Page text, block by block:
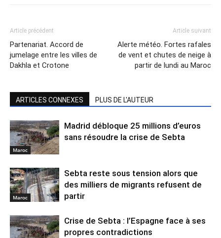
Article précédent
Partenariat. Accord de
jumelage entre les villes de
Dakhla et Crotone
Article suivant
Alerte météo. Fortes rafales
de vent et chutes de neige à
partir de lundi au Maroc
ARTICLES CONNEXES PLUS DE L'AUTEUR
Maroc
Madrid débloque 25 millions d’euros
sans résoudre la crise de Sebta
Maroc
Sebta reste sous tension alors que
des milliers de migrants refusent de
partir
Crise de Sebta : l’Espagne face à ses
propres contradictions